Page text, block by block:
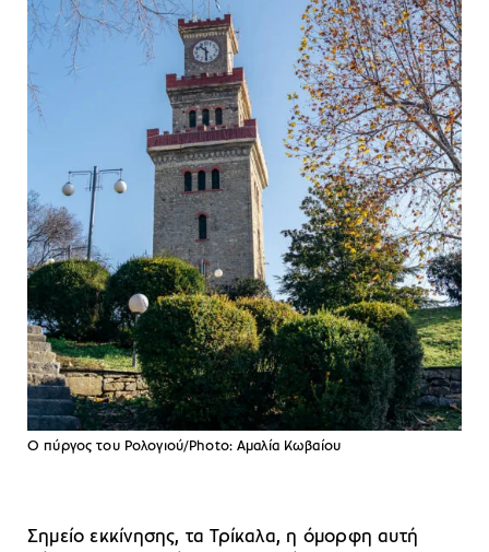
Ο πύργος του Ρολογιού/Photo: Αμαλία Κωβαίου
Σημείο εκκίνησης, τα Τρίκαλα, η όμορφη αυτή